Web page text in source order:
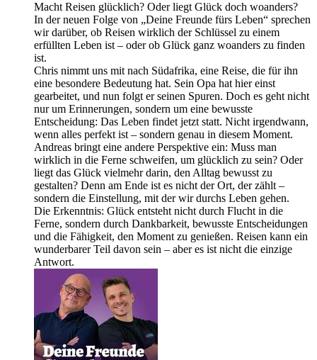
Macht Reisen glücklich? Oder liegt Glück doch woanders?
In der neuen Folge von „Deine Freunde fürs Leben“ sprechen
wir darüber, ob Reisen wirklich der Schlüssel zu einem
erfüllten Leben ist – oder ob Glück ganz woanders zu finden
ist.
Chris nimmt uns mit nach Südafrika, eine Reise, die für ihn
eine besondere Bedeutung hat. Sein Opa hat hier einst
gearbeitet, und nun folgt er seinen Spuren. Doch es geht nicht
nur um Erinnerungen, sondern um eine bewusste
Entscheidung: Das Leben findet jetzt statt. Nicht irgendwann,
wenn alles perfekt ist – sondern genau in diesem Moment.
Andreas bringt eine andere Perspektive ein: Muss man
wirklich in die Ferne schweifen, um glücklich zu sein? Oder
liegt das Glück vielmehr darin, den Alltag bewusst zu
gestalten? Denn am Ende ist es nicht der Ort, der zählt –
sondern die Einstellung, mit der wir durchs Leben gehen.
Die Erkenntnis: Glück entsteht nicht durch Flucht in die
Ferne, sondern durch Dankbarkeit, bewusste Entscheidungen
und die Fähigkeit, den Moment zu genießen. Reisen kann ein
wunderbarer Teil davon sein – aber es ist nicht die einzige
Antwort.